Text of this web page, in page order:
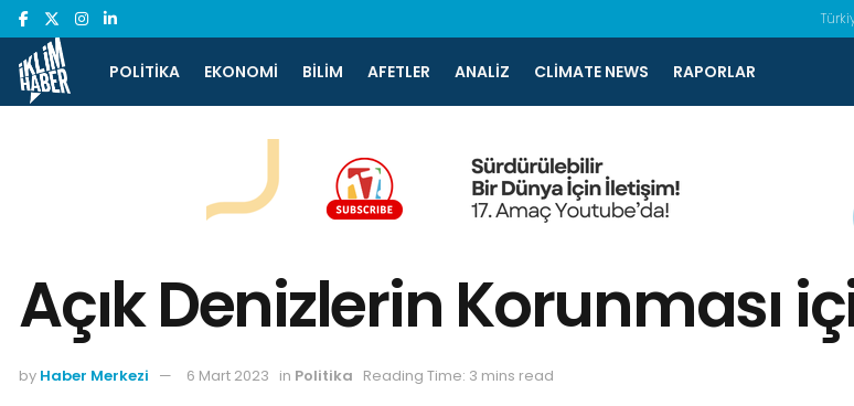
POLITIKA EKONOMI BILIM AFETLER ANALIZ CLIMATE NEWS RAPORLAR
Açık Denizlerin Korunması
by Haber Merkezi 6 Mart 2023 in Politika Reading Time: 3 mins read